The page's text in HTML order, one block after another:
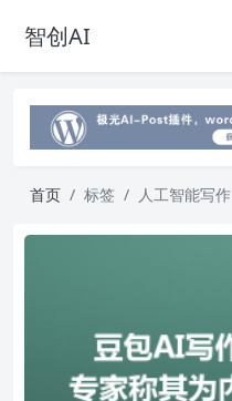
智创AI
首页 标签 人工智能写作